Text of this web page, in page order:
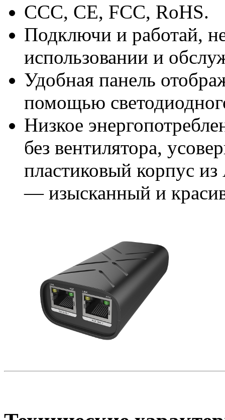
CCC, CE, FCC, RoHS.
Подключи и работай,
использовании и
Удобная панель
помощью
Низкое
без вентилятора,
пластиковый корпус
— изысканный и